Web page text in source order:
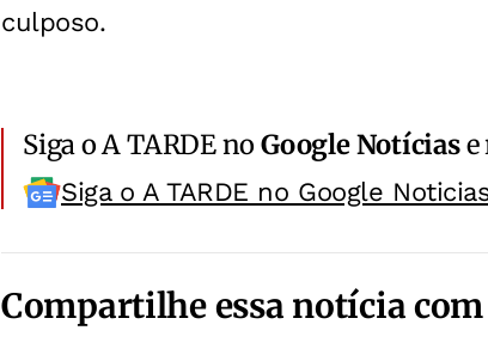
culposo.
Siga o A TARDE noGoogle Notíciase
Siga o A TARDE no Google
Compartilhe essa notícia